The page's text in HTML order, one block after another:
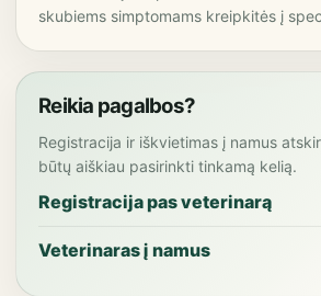
skubiems simptomams kreipkitės į
Reikia pagalbos?
Registracija ir iškvietimas į namus
būtų aiškiau pasirinkti tinkamą kelią.
Registracija pas veterinarą
Veterinaras į namus